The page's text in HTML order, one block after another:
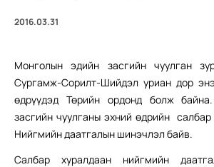
2016.03.31
Монголын эдийн засгийн чуулган
Сургамж-Сорилт-Шийдэл уриан дор
өдрүүдэд Төрийн ордонд болж
засгийн чуулганы эхний өдрийн
Нийгмийн даатгалын шинэчлэл байв.
Салбар хуралдаан нийгмийн